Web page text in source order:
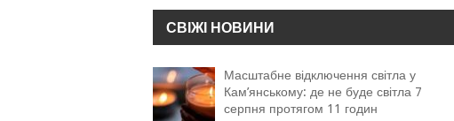
СВІЖІ НОВИНИ
Масштабне відключення світла у
Кам’янському: де не буде світла 7
серпня протягом 11 годин